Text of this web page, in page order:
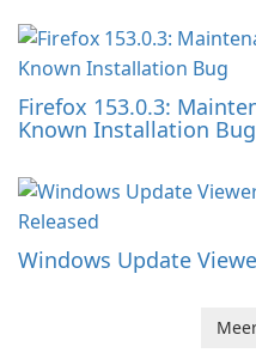
Firefox 153.0.3:
Known Installation Bug
Windows Update